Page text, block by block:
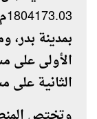
بمدينة بدر،
الثانية على مساحة 226